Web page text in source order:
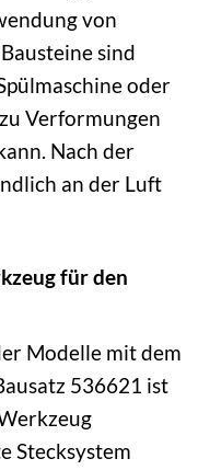
von
sind
oder
Verformungen
Nach der
an der Luft
für den
Modelle mit dem
536621 ist
Stecksystem